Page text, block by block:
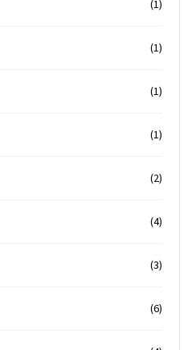
(1)
(1)
(1)
(1)
(2)
(4)
(3)
(6)